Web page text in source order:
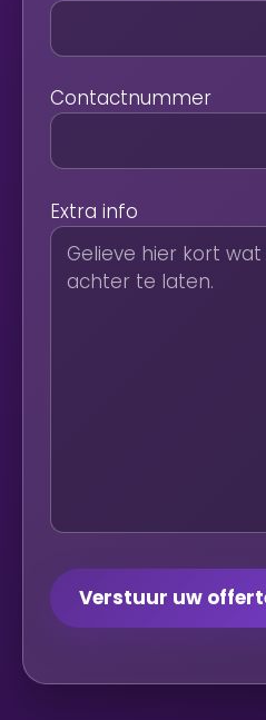
Contactnummer
Extra info